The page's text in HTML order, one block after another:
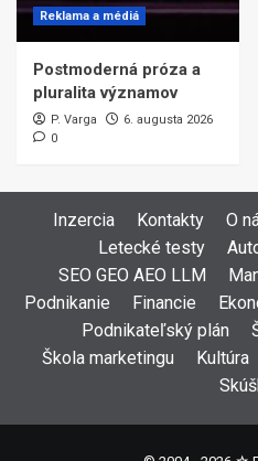
Reklama a médiá
Postmoderná próza a
pluralita významov
P. Varga
6. augusta 2026
0
Inzercia Kontakty O
Letecké testy
SEO GEO AEO LLM
Podnikanie
Financie
Podnikateľský plán
Škola marketingu
Kultúra